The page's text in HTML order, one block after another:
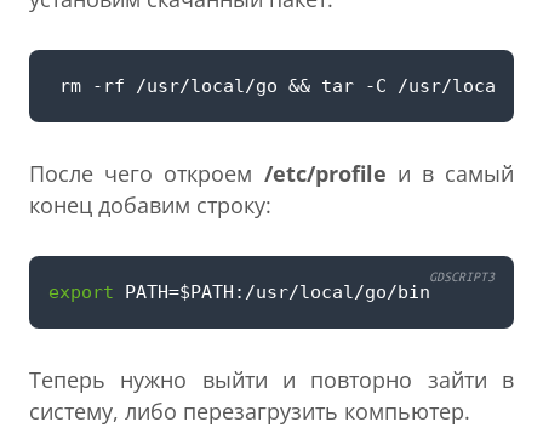
После чего откроем /etc/profile и в самый
конец добавим строку:
export PATH=$PATH : /usr/local/go/bin
GDSCRIPT3
Теперь нужно выйти и повторно зайти в
систему, либо перезагрузить компьютер.